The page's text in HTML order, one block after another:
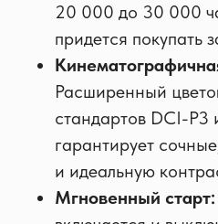
20 000 до 30 000
придется покупать
Расширенный
стандартов DCI-P3
гарантирует
и идеальную
Мгновенный старт: